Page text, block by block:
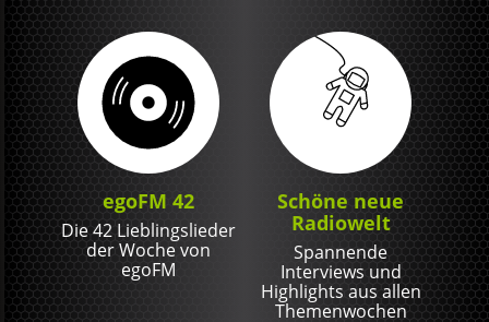
egoFM 42
Die 42 Lieblingslieder
der Woche von
egoFM
Schöne neue
Radiowelt
Spannende
Interviews und
Highlights aus allen
Themenwochen